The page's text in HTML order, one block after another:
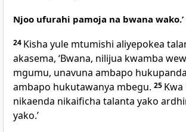
Njoo ufurahi pamoja na bwana wako.’
24 Kisha yule mtumishi aliyepokea
akasema, ‘Bwana, nilijua kwamba
mgumu, unavuna ambapo
ambapo hukutawanya mbegu. 25
nikaenda nikaificha talanta yako
yako.’